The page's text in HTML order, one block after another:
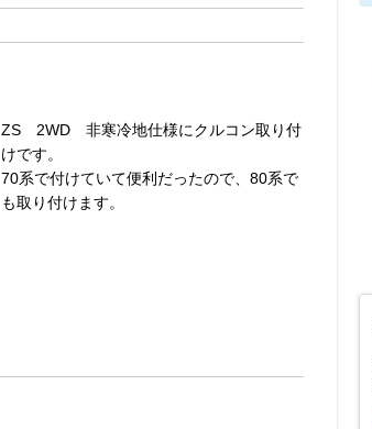
ZS 2WD 非寒冷地仕様にクルコン取り付
けです。
70系で付けていて便利だったので、80系で
も取り付けます。